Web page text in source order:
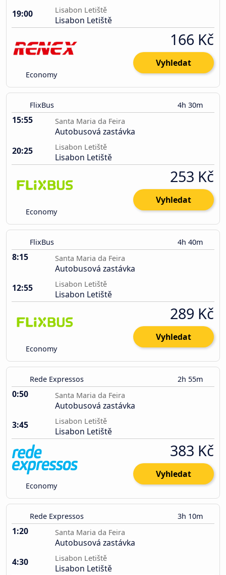
19:00
Lisabon Letiště
Lisabon Letiště
Economy
166 Kč
Vyhledat
FlixBus 4h 30m
15:55 Santa Maria da Feira
Autobusová zastávka
20:25
Lisabon Letiště
Lisabon Letiště
Economy
253 Kč
Vyhledat
FlixBus 4h 40m
8:15 Santa Maria da Feira
Autobusová zastávka
12:55
Lisabon Letiště
Lisabon Letiště
Economy
289 Kč
Vyhledat
Rede Expressos 2h 55m
0:50 Santa Maria da Feira
Autobusová zastávka
3:45
Lisabon Letiště
Lisabon Letiště
Economy
383 Kč
Vyhledat
Rede Expressos 3h 10m
1:20 Santa Maria da Feira
Autobusová zastávka
4:30
Lisabon Letiště
Lisabon Letiště